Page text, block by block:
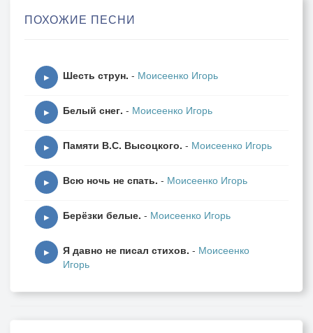
ПОХОЖИЕ ПЕСНИ
▶ Шесть струн. - Моисеенко Игорь
▶ Белый снег. - Моисеенко Игорь
▶ Памяти В.С. Высоцкого. - Моисеенко Игорь
▶ Всю ночь не спать. - Моисеенко Игорь
▶ Берёзки белые. - Моисеенко Игорь
▶ Я давно не писал стихов. - Моисеенко
Игорь